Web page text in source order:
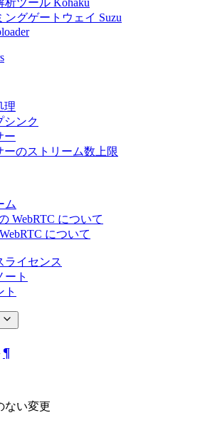
析ツール Kohaku
グゲートウェイ Suzu
理
シンク
ー
ーのストリーム数上限
ム
WebRTC について
について
ライセンス
ート
ト
¶
ない変更